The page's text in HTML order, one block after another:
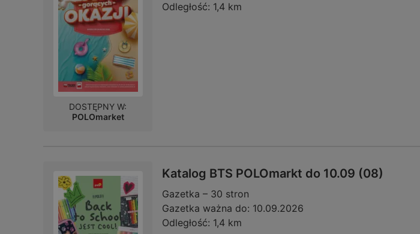
Odległość: 1,4 km
DOSTĘPNY W:
POLOmarket
Katalog BTS POLOmarkt do 10.09 (08)
Gazetka – 30 stron
Gazetka ważna do: 10.09.2026
Odległość: 1,4 km